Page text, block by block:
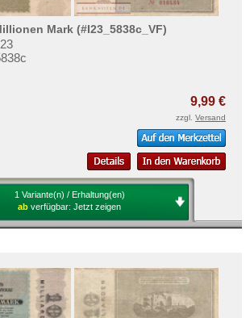
Mark (#I23_5838c_VF)
9,99 €
zzgl. Versand
1 Variante(n) / Erhaltung(en)
ab verfügbar: Jetzt zeigen